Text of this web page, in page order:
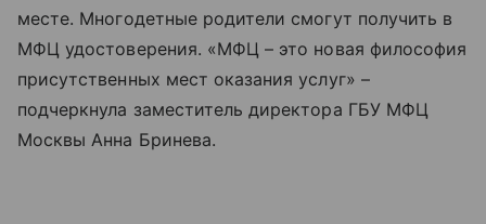
месте. Многодетные родители смогут получить в
МФЦ удостоверения. «МФЦ – это новая философия
присутственных мест оказания услуг» –
подчеркнула заместитель директора ГБУ МФЦ
Москвы Анна Бринева.